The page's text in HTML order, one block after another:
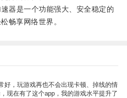
是一个功能强大、安全稳定的
畅享网络世界。
好，玩游戏再也不会出现卡顿、掉线的情
现在有了这个app，我的游戏水平提升了